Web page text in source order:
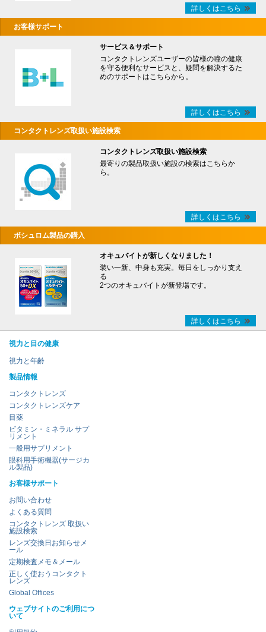
詳しくはこちら
お客様サポート
サービス＆サポート
コンタクトレンズユーザーの皆様の瞳の健康
を守る便利なサービスと、疑問を解決するた
めのサポートはこちらから。
詳しくはこちら
コンタクトレンズ取扱い施設検索
コンタクトレンズ取扱い施設検索
最寄りの製品取扱い施設の検索はこちらか
ら。
詳しくはこちら
ボシュロム製品の購入
オキュバイトが新しくなりました！
装い一新、中身も充実。毎日をしっかり支え
る
2つのオキュバイトが新登場です。
詳しくはこちら
視力と目の健康
視力と年齢
製品情報
コンタクトレンズ
コンタクトレンズケア
目薬
ビタミン・ミネラル サプ
リメント
一般用サプリメント
眼科用手術機器(サージカ
ル製品)
お客様サポート
お問い合わせ
よくある質問
コンタクトレンズ 取扱い
施設検索
レンズ交換日お知らせメ
ール
定期検査メモ＆メール
正しく使おうコンタクト
レンズ
Global Offices
ウェブサイトのご利用につ
いて